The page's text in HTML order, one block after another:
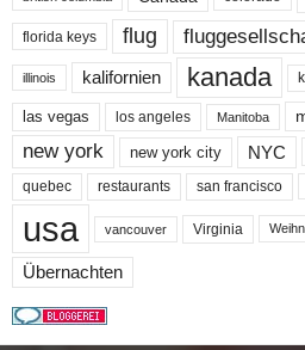
florida keys flug
illinois kalifornien kanada
las vegas los angeles Manitoba
new york new york city NYC
quebec restaurants san francisco
usa vancouver Virginia
Übernachten